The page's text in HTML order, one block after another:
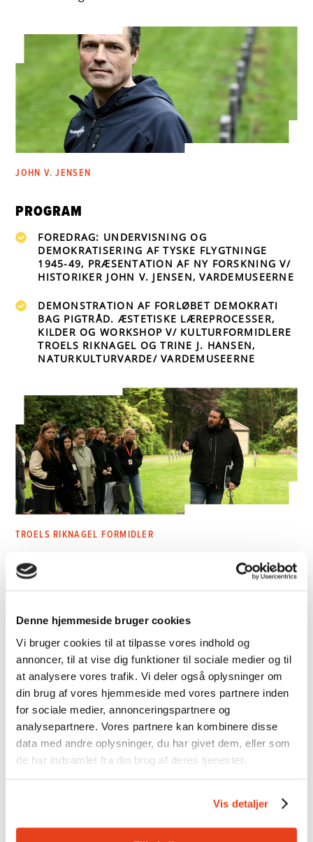
Denne hjemmeside bruger cookies
Vi bruger cookies til at tilpasse vores indhold og
annoncer, til at vise dig funktioner til sociale medier og til
at analysere vores trafik. Vi deler også oplysninger om
din brug af vores hjemmeside med vores partnere inden
for sociale medier, annonceringspartnere og
analysepartnere. Vores partnere kan kombinere disse
data med andre oplysninger, du har givet dem, eller som
de har indsamlet fra din brug af deres tjenester.
Vis detaljer
JOHN V. JENSEN
PROGRAM
FOREDRAG: UNDERVISNING OG
DEMOKRATISERING AF TYSKE FLYGTNINGE
1945-49, PRÆSENTATION AF NY FORSKNING V/
HISTORIKER JOHN V. JENSEN, VARDEMUSEERNE
DEMONSTRATION AF FORLØBET DEMOKRATI
BAG PIGTRÅD. ÆSTETISKE LÆREPROCESSER,
KILDER OG WORKSHOP V/ KULTURFORMIDLERE
TROELS RIKNAGEL OG TRINE J. HANSEN,
NATURKULTURVARDE/ VARDEMUSEERNE
TROELS RIKNAGEL FORMIDLER
OM PROJEKTET
skoletjeneste samarbejdet i det VELUX-støttede
projekt “De udstødte, de uvelkomne og debeundrede
– resocialisering, velfærd og demokratisering 1945-
1950”. Projektet er finansieret af Veluxfonden. Se
mere påwww.modennytid.dk
Tid og sted:onsdag 1. oktober kl. 14-16, FLUGT-
Refugee Museum of Denmark, Præstegårdsvej 21,
6840 Oksbøl